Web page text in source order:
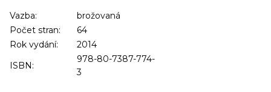
Vazba:
brožovaná
Počet stran:
64
Rok vydání:
2014
ISBN:
978-80-7387-774-
3